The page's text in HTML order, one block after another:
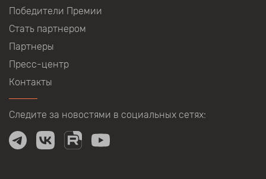
Победители Премии
Стать партнером
Партнеры
Пресс-центр
Контакты
Следите за новостями в социальных сетях: